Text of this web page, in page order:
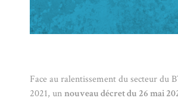
Face au ralentissement du secteur du
2021, unnouveau décret du 26 mai